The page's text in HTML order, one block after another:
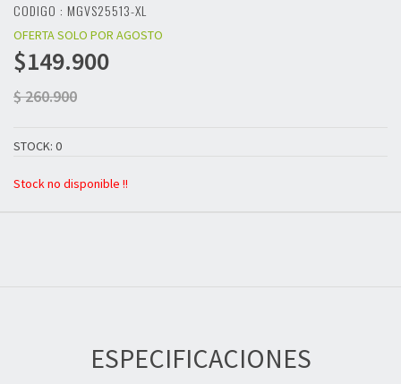
CODIGO : MGVS25513-XL
OFERTA SOLO POR AGOSTO
$149.900
$ 260.900
STOCK: 0
Stock no disponible !!
ESPECIFICACIONES